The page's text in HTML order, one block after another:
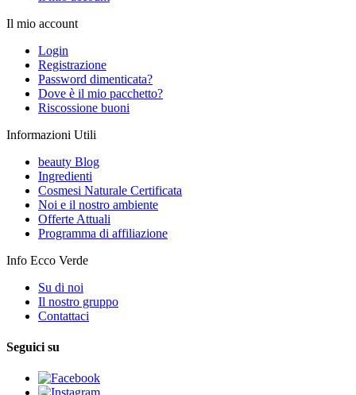
Il mio account
Login
Registrazione
Password dimenticata?
Dove è il mio pacchetto?
Riscossione buoni
Informazioni Utili
beauty Blog
Ingredienti
Cosmesi Naturale Certificata
Noi e il nostro ambiente
Offerte Attuali
Programma di affiliazione
Info Ecco Verde
Su di noi
Il nostro gruppo
Contattaci
Seguici su